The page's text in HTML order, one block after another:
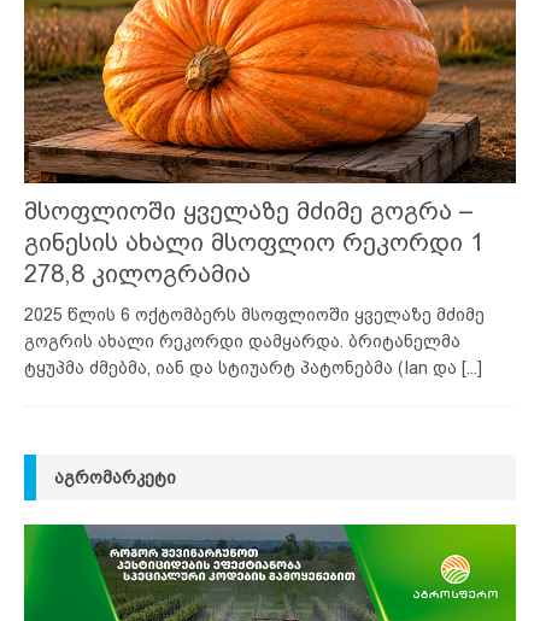
მსოფლიოში ყველაზე მძიმე გოგრა –
გინესის ახალი მსოფლიო რეკორდი 1
278,8 კილოგრამია
2025 წლის 6 ოქტომბერს მსოფლიოში ყველაზე მძიმე
გოგრის ახალი რეკორდი დამყარდა. ბრიტანელმა
ტყუპმა ძმებმა, იან და სტიუარტ პატონებმა (Ian და [...]
ᲐᲒᲠᲝᲛᲐᲠᲙᲔᲢᲘ